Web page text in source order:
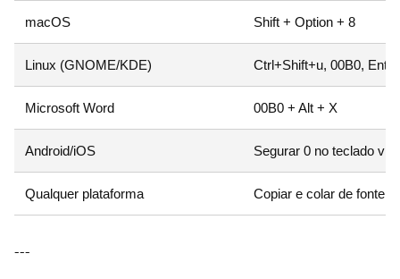
macOS Shift + Option + 8
Linux (GNOME/KDE) Ctrl+Shift+u, 00B0, Enter
Microsoft Word 00B0 + Alt + X
Android/iOS Segurar 0 no teclado
Qualquer plataforma Copiar e colar de fonte
---